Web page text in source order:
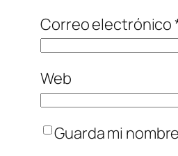
Correo electrónico
Web
Guarda mi